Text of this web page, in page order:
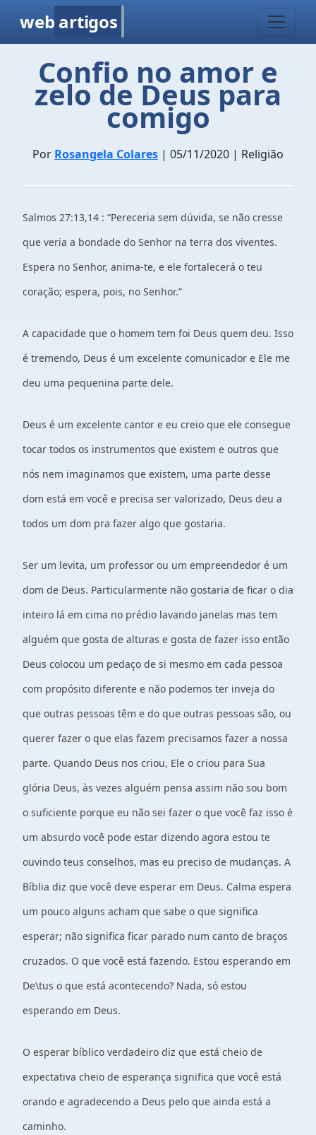
web artigos
Confio no amor e
zelo de Deus para
comigo
Por Rosangela Colares | 05/11/2020 | Religião
Salmos 27:13,14 : “Pereceria sem dúvida, se não cresse
que veria a bondade do Senhor na terra dos viventes.
Espera no Senhor, anima-te, e ele fortalecerá o teu
coração; espera, pois, no Senhor.”
A capacidade que o homem tem foi Deus quem deu. Isso
é tremendo, Deus é um excelente comunicador e Ele me
deu uma pequenina parte dele.
Deus é um excelente cantor e eu creio que ele consegue
tocar todos os instrumentos que existem e outros que
nós nem imaginamos que existem, uma parte desse
dom está em você e precisa ser valorizado, Deus deu a
todos um dom pra fazer algo que gostaria.
Ser um levita, um professor ou um empreendedor é um
dom de Deus. Particularmente não gostaria de ficar o dia
inteiro lá em cima no prédio lavando janelas mas tem
alguém que gosta de alturas e gosta de fazer isso então
Deus colocou um pedaço de si mesmo em cada pessoa
com propósito diferente e não podemos ter inveja do
que outras pessoas têm e do que outras pessoas são, ou
querer fazer o que elas fazem precisamos fazer a nossa
parte. Quando Deus nos criou, Ele o criou para Sua
glória Deus, às vezes alguém pensa assim não sou bom
o suficiente porque eu não sei fazer o que você faz isso é
um absurdo você pode estar dizendo agora estou te
ouvindo teus conselhos, mas eu preciso de mudanças. A
Bíblia diz que você deve esperar em Deus. Calma espera
um pouco alguns acham que sabe o que significa
esperar; não significa ficar parado num canto de braços
cruzados. O que você está fazendo. Estou esperando em
De\tus o que está acontecendo? Nada, só estou
esperando em Deus.
O esperar bíblico verdadeiro diz que está cheio de
expectativa cheio de esperança significa que você está
orando e agradecendo a Deus pelo que ainda está a
caminho.